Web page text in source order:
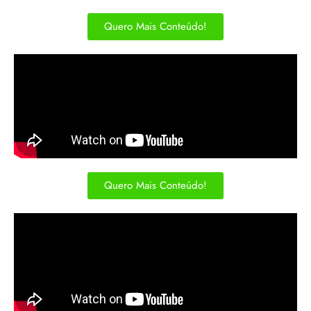
Quero Mais Conteúdo!
Quero Mais Conteúdo!